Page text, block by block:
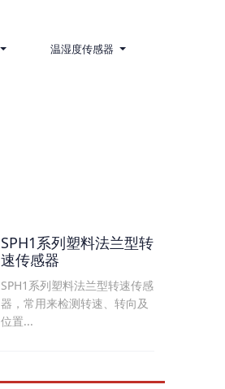
温湿度传感器
SPH1系列塑料法兰型转
速传感器
SPH1系列塑料法兰型转速传感
器，常用来检测转速、转向及
位置...